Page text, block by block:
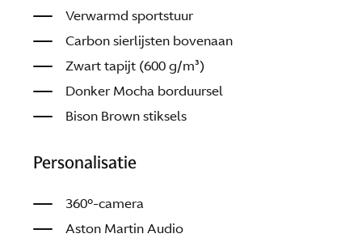
Verwarmd sportstuur
Carbon sierlijsten bovenaan
Zwart tapijt (600 g/m²)
Donker Mocha borduursel
Bison Brown stiksels
Personalisatie
360°-camera
Aston Martin Audio